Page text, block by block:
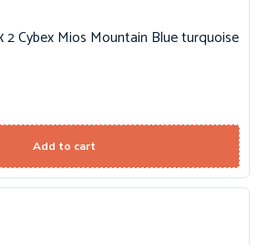
Cybex Mios Mountain Blue turquoise
Add to cart